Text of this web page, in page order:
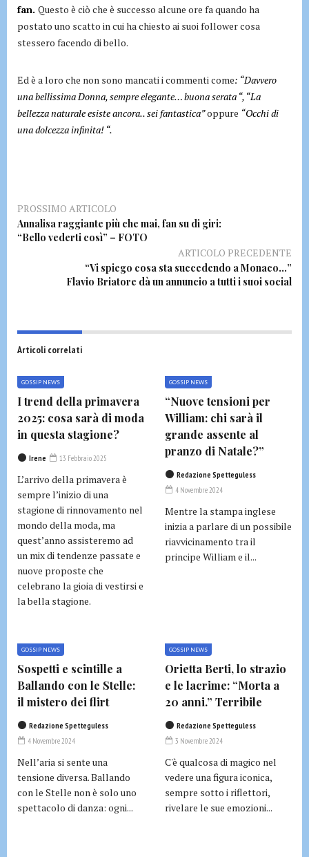
fan. Questo è ciò che è successo alcune ore fa quando ha
postato uno scatto in cui ha chiesto ai suoi follower cosa
stessero facendo di bello.
Ed è a loro che non sono mancati i commenti come: “Davvero
una bellissima Donna, sempre elegante… buona serata “, “La
bellezza naturale esiste ancora.. sei fantastica”oppure “Occhi di
una dolcezza infinita! “.
PROSSIMO ARTICOLO
Annalisa raggiante più che mai, fan su di giri:
“Bello vederti così” – FOTO
ARTICOLO PRECEDENTE
“Vi spiego cosa sta succedendo a Monaco…”
Flavio Briatore dà un annuncio a tutti i suoi social
Articoli correlati
GOSSIP NEWS
I trend della primavera
2025: cosa sarà di moda
in questa stagione?
Irene 13 Febbraio 2025
L’arrivo della primavera è
sempre l’inizio di una
stagione di rinnovamento nel
mondo della moda, ma
quest’anno assisteremo ad
un mix di tendenze passate e
nuove proposte che
celebrano la gioia di vestirsi e
la bella stagione.
GOSSIP NEWS
“Nuove tensioni per
William: chi sarà il
grande assente al
pranzo di Natale?”
Redazione Spetteguless
4 Novembre 2024
Mentre la stampa inglese
inizia a parlare di un possibile
riavvicinamento tra il
principe William e il...
GOSSIP NEWS
Sospetti e scintille a
Ballando con le Stelle:
il mistero dei flirt
Redazione Spetteguless
4 Novembre 2024
Nell’aria si sente una
tensione diversa. Ballando
con le Stelle non è solo uno
spettacolo di danza: ogni...
GOSSIP NEWS
Orietta Berti, lo strazio
e le lacrime: “Morta a
20 anni.” Terribile
Redazione Spetteguless
3 Novembre 2024
C'è qualcosa di magico nel
vedere una figura iconica,
sempre sotto i riflettori,
rivelare le sue emozioni...